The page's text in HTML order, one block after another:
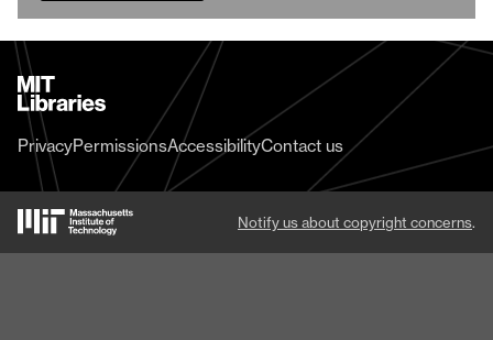
MIT
Libraries
home
PrivacyPermissionsAccessibilityContact us
Notify us about copyright concerns.